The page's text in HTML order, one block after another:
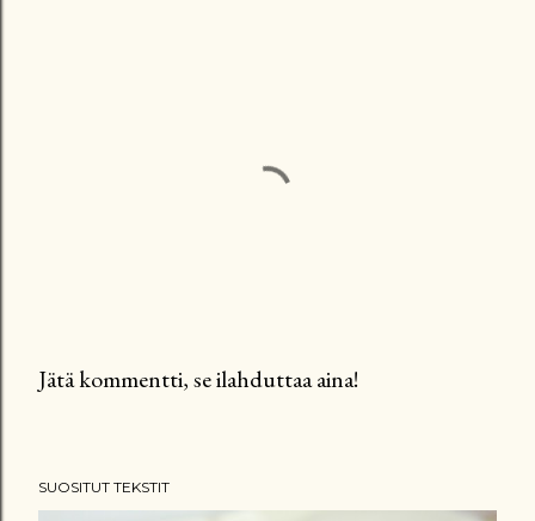
e
Jätä kommentti, se ilahduttaa aina!
SUOSITUT TEKSTIT